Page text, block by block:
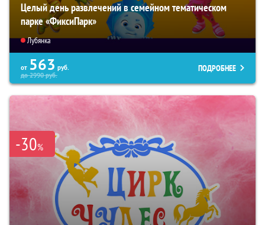
Целый день развлечений в семейном тематическом
парке «ФиксиПарк»
Лубянка
от 563 руб.
до2990руб.
ПОДРОБНЕЕ
-30%